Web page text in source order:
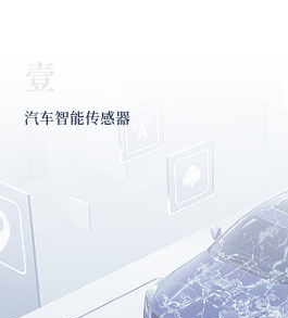
壹
汽车智能传感器